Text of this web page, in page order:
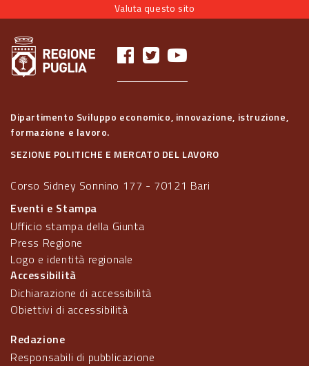
Valuta questo sito
Dipartimento Sviluppo economico, innovazione, istruzione,
formazione e lavoro.
SEZIONE POLITICHE E MERCATO DEL LAVORO
Corso Sidney Sonnino 177 - 70121 Bari
Eventi e Stampa
Ufficio stampa della Giunta
Press Regione
Logo e identità regionale
Accessibilità
Dichiarazione di accessibilità
Obiettivi di accessibilità
Redazione
Responsabili di pubblicazione